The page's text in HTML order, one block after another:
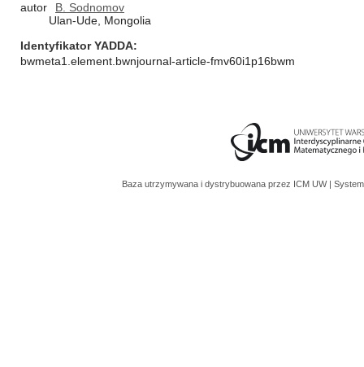
autor
B. Sodnomov
Ulan-Ude, Mongolia
Identyfikator YADDA
bwmeta1.element.bwnjournal-article-fmv60i1p16bwm
Baza utrzymywana i dystrybuowana przez ICM UW |